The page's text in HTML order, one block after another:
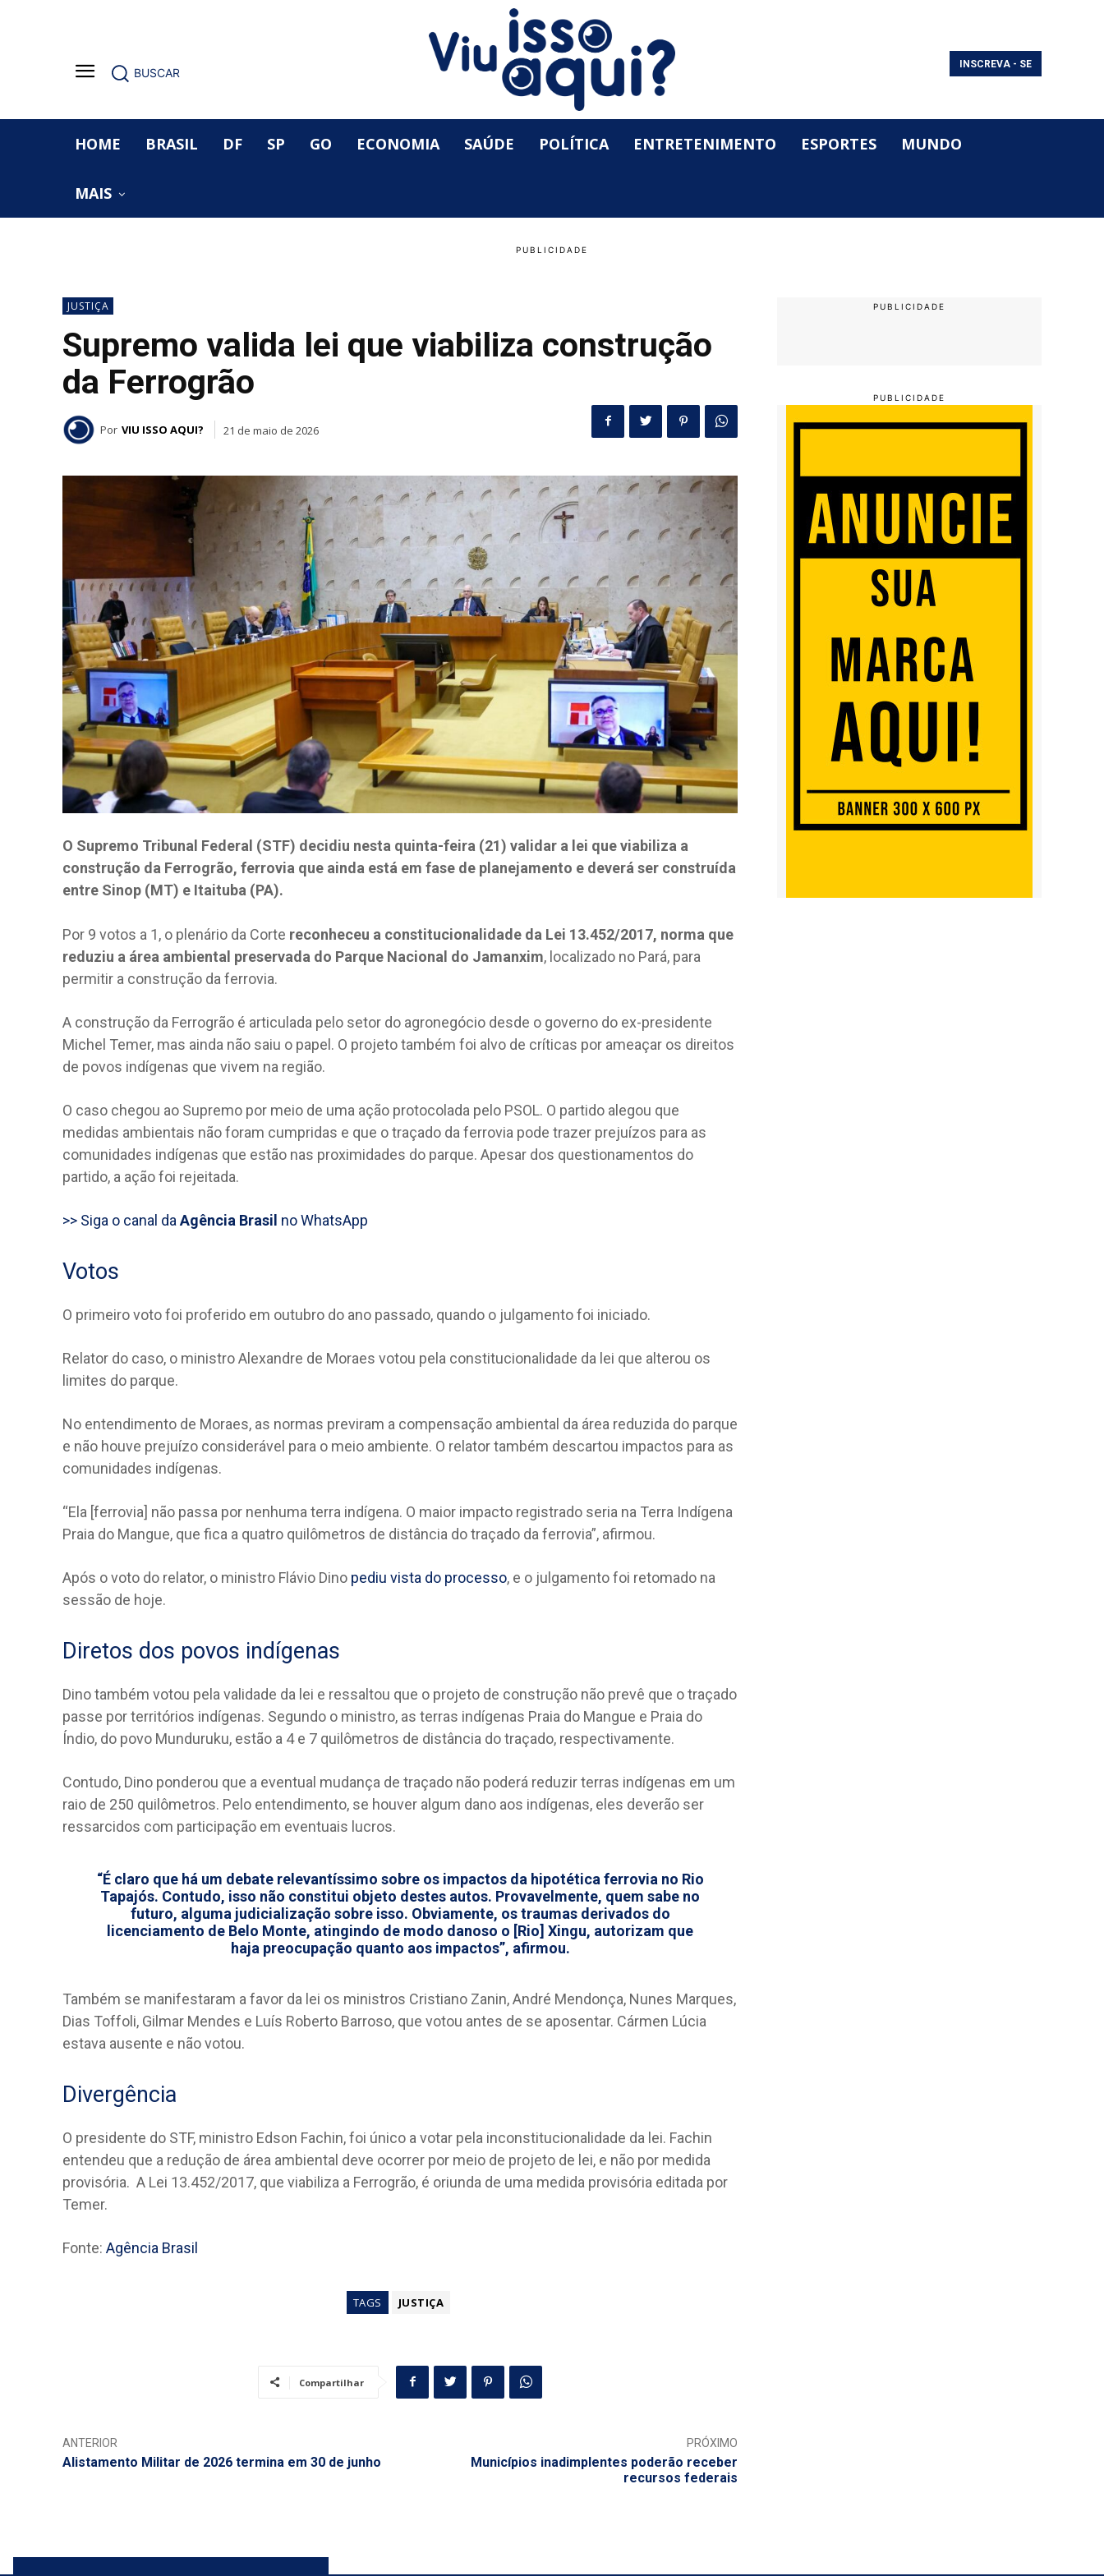
BUSCAR
INSCREVA - SE
HOME BRASIL DF SP GO ECONOMIA SAÚDE POLÍTICA ENTRETENIMENTO ESPORTES MUNDO
MAIS
JUSTIÇA
Supremo valida lei que viabiliza construção
da Ferrogrão
Por VIU ISSO AQUI? 21 de maio de 2026
O Supremo Tribunal Federal (STF) decidiu nesta quinta-feira (21) validar a lei que viabiliza a
construção da Ferrogrão, ferrovia que ainda está em fase de planejamento e deverá ser construída
entre Sinop (MT) e Itaituba (PA).
Por 9 votos a 1, o plenário da Corte reconheceu a constitucionalidade da Lei 13.452/2017, norma que
reduziu a área ambiental preservada do Parque Nacional do Jamanxim, localizado no Pará, para
permitir a construção da ferrovia.
A construção da Ferrogrão é articulada pelo setor do agronegócio desde o governo do ex-presidente
Michel Temer, mas ainda não saiu o papel. O projeto também foi alvo de críticas por ameaçar os direitos
de povos indígenas que vivem na região.
O caso chegou ao Supremo por meio de uma ação protocolada pelo PSOL. O partido alegou que
medidas ambientais não foram cumpridas e que o traçado da ferrovia pode trazer prejuízos para as
comunidades indígenas que estão nas proximidades do parque. Apesar dos questionamentos do
partido, a ação foi rejeitada.
>> Siga o canal da Agência Brasil no WhatsApp
Votos
O primeiro voto foi proferido em outubro do ano passado, quando o julgamento foi iniciado.
Relator do caso, o ministro Alexandre de Moraes votou pela constitucionalidade da lei que alterou os
limites do parque.
No entendimento de Moraes, as normas previram a compensação ambiental da área reduzida do parque
e não houve prejuízo considerável para o meio ambiente. O relator também descartou impactos para as
comunidades indígenas.
“Ela [ferrovia] não passa por nenhuma terra indígena. O maior impacto registrado seria na Terra Indígena
Praia do Mangue, que fica a quatro quilômetros de distância do traçado da ferrovia”, afirmou.
Após o voto do relator, o ministro Flávio Dino pediu vista do processo, e o julgamento foi retomado na
sessão de hoje.
Diretos dos povos indígenas
Dino também votou pela validade da lei e ressaltou que o projeto de construção não prevê que o traçado
passe por territórios indígenas. Segundo o ministro, as terras indígenas Praia do Mangue e Praia do
Índio, do povo Munduruku, estão a 4 e 7 quilômetros de distância do traçado, respectivamente.
Contudo, Dino ponderou que a eventual mudança de traçado não poderá reduzir terras indígenas em um
raio de 250 quilômetros. Pelo entendimento, se houver algum dano aos indígenas, eles deverão ser
ressarcidos com participação em eventuais lucros.
“É claro que há um debate relevantíssimo sobre os impactos da hipotética ferrovia no Rio
Tapajós. Contudo, isso não constitui objeto destes autos. Provavelmente, quem sabe no
futuro, alguma judicialização sobre isso. Obviamente, os traumas derivados do
licenciamento de Belo Monte, atingindo de modo danoso o [Rio] Xingu, autorizam que
haja preocupação quanto aos impactos”, afirmou.
Também se manifestaram a favor da lei os ministros Cristiano Zanin, André Mendonça, Nunes Marques,
Dias Toffoli, Gilmar Mendes e Luís Roberto Barroso, que votou antes de se aposentar. Cármen Lúcia
estava ausente e não votou.
Divergência
O presidente do STF, ministro Edson Fachin, foi único a votar pela inconstitucionalidade da lei. Fachin
entendeu que a redução de área ambiental deve ocorrer por meio de projeto de lei, e não por medida
provisória. A Lei 13.452/2017, que viabiliza a Ferrogrão, é oriunda de uma medida provisória editada por
Temer.
Fonte: Agência Brasil
TAGS JUSTIÇA
Compartilhar
ANTERIOR
Alistamento Militar de 2026 termina em 30 de junho
PRÓXIMO
Municípios inadimplentes poderão receber
recursos federais